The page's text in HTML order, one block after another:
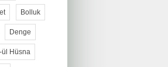
Bolluk
Denge
ül Hüsna